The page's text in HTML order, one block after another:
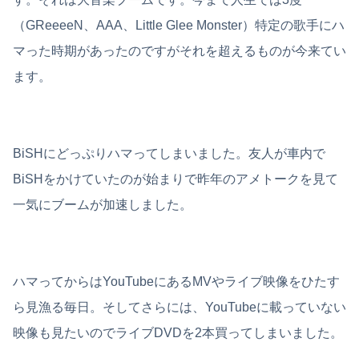
（GReeeeN、AAA、Little Glee Monster）特定の歌手にハ
マった時期があったのですがそれを超えるものが今来てい
ます。
BiSHにどっぷりハマってしまいました。友人が車内で
BiSHをかけていたのが始まりで昨年のアメトークを見て
一気にブームが加速しました。
ハマってからはYouTubeにあるMVやライブ映像をひたす
ら見漁る毎日。そしてさらには、YouTubeに載っていない
映像も見たいのでライブDVDを2本買ってしまいました。